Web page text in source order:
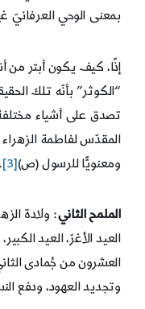
بمعنى الوحي العرفانيّ
إذًا، كيف يكون أبتر من
“الكوثر” بأنّه تلك
تصدق على أشياء
المقدّس لفاطمة الزهراء
ومعنويًّا للرسول (ص)[3]
.
الملمح الثاني: ولادة
العيد الأغرّ، العيد
العشرون من جُمادى
وتجديد العهود، ودفع